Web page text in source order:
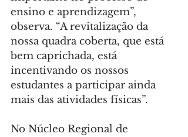
ensino e aprendizagem”,
observa. “A revitalização da
nossa quadra coberta, que está
bem caprichada, está
incentivando os nossos
estudantes a participar ainda
mais das atividades físicas”.
No Núcleo Regional de